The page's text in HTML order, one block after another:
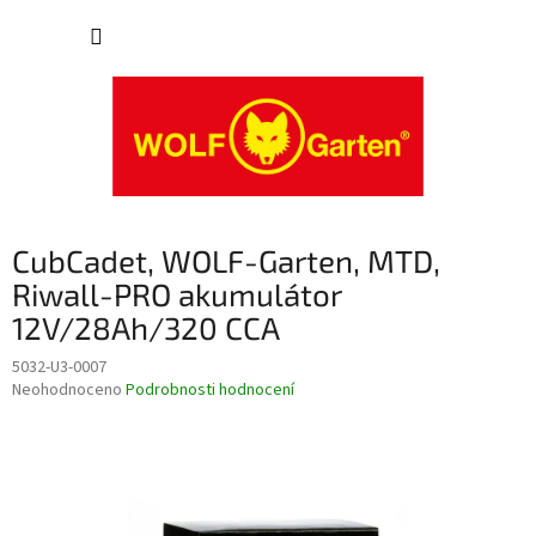
CubCadet, WOLF-Garten, MTD,
Riwall-PRO akumulátor
12V/28Ah/320 CCA
5032-U3-0007
Průměrné
Neohodnoceno Podrobnosti hodnocení